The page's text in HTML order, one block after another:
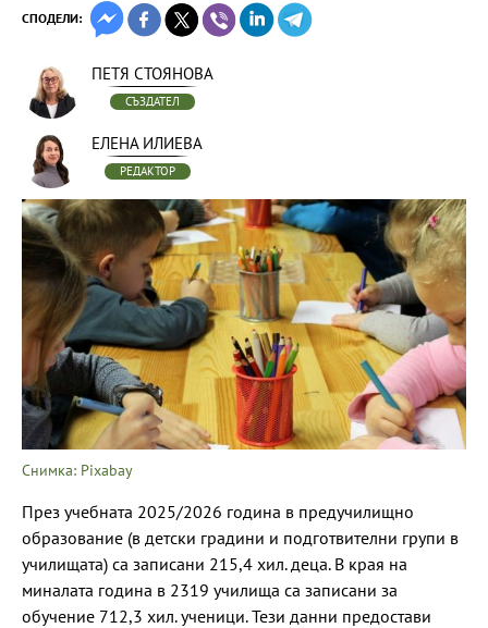
СПОДЕЛИ:
ПЕТЯ СТОЯНОВА
СЪЗДАТЕЛ
ЕЛЕНА ИЛИЕВА
РЕДАКТОР
Снимка: Pixabay
През учебната 2025/2026 година в предучилищно
образование (в детски градини и подготвителни групи в
училищата) са записани 215,4 хил. деца. В края на
миналата година в 2319 училища са записани за
обучение 712,3 хил. ученици. Тези данни предостави